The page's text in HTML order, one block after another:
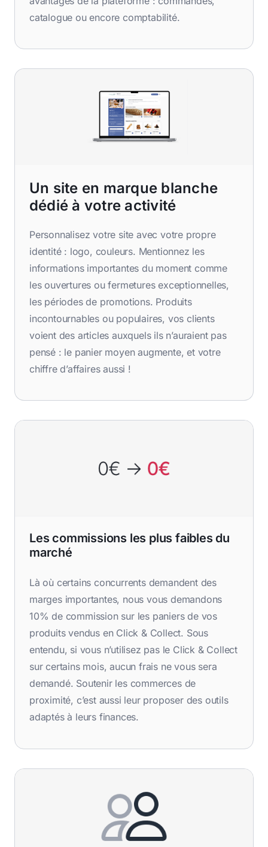
catalogue ou encore comptabilité.
Un site en marque blanche
dédié à votre activité
Personnalisez votre site avec votre propre
identité : logo, couleurs. Mentionnez les
informations importantes du moment comme
les ouvertures ou fermetures exceptionnelles,
les périodes de promotions. Produits
incontournables ou populaires, vos clients
voient des articles auxquels ils n’auraient pas
pensé : le panier moyen augmente, et votre
chiffre d’affaires aussi !
Les commissions les plus faibles du
marché
Là où certains concurrents demandent des
marges importantes, nous vous demandons
10% de commission sur les paniers de vos
produits vendus en Click & Collect. Sous
entendu, si vous n’utilisez pas le Click & Collect
sur certains mois, aucun frais ne vous sera
demandé. Soutenir les commerces de
proximité, c’est aussi leur proposer des outils
adaptés à leurs finances.